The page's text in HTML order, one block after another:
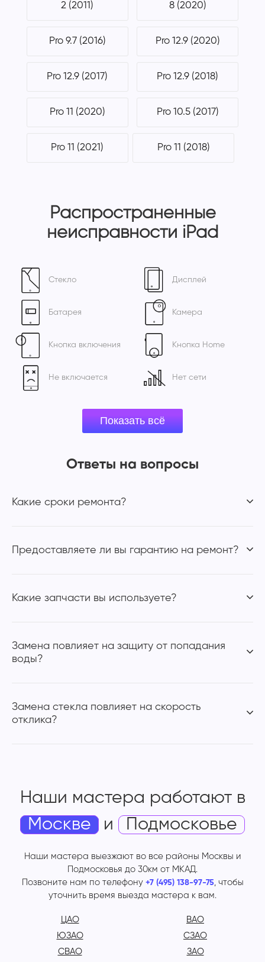
2 (2011) 8 (2020)
Pro 9.7 (2016) Pro 12.9 (2020)
Pro 12.9 (2017) Pro 12.9 (2018)
Pro 11 (2020) Pro 10.5 (2017)
Pro 11 (2021) Pro 11 (2018)
Распространенные
неисправности iPad
Стекло Дисплей
Батарея Камера
Кнопка включения Кнопка Home
Не включается Нет сети
Ответы на вопросы
Какие сроки ремонта?
Предоставляете ли вы гарантию на ремонт?
Какие запчасти вы используете?
Замена повлияет на защиту от попадания
воды?
Замена стекла повлияет на скорость
отклика?
Наши мастера работают в
Москве
и Подмосковье
Наши мастера выезжают во все районы Москвы и
Подмосковья до 30км от МКАД.
Позвоните нам по телефону +7 (495) 138-97-75, чтобы
уточнить время выезда мастера к вам.
ЦАО
ЮЗАО
СВАО
ВАО
СЗАО
ЗАО